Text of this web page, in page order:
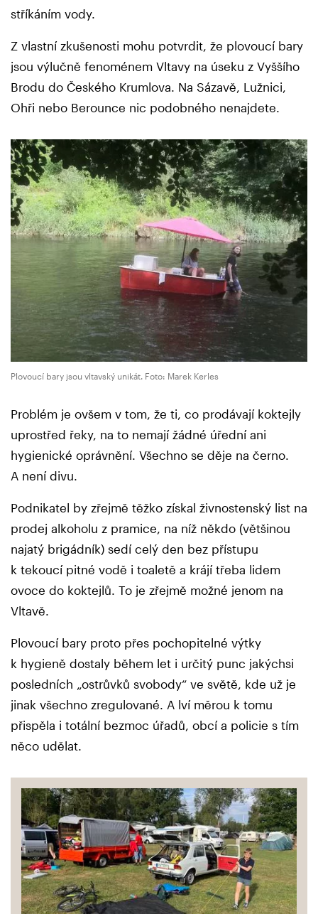
stříkáním vody.
Z vlastní zkušenosti mohu potvrdit, že plovoucí bary
jsou výlučně fenoménem Vltavy na úseku z Vyššího
Brodu do Českého Krumlova. Na Sázavě, Lužnici,
Ohři nebo Berounce nic podobného nenajdete.
Plovoucí bary jsou vltavský unikát. Foto: Marek Kerles
Problém je ovšem v tom, že ti, co prodávají koktejly
uprostřed řeky, na to nemají žádné úřední ani
hygienické oprávnění. Všechno se děje na černo.
A není divu.
Podnikatel by zřejmě těžko získal živnostenský list na
prodej alkoholu z pramice, na níž někdo (většinou
najatý brigádník) sedí celý den bez přístupu
k tekoucí pitné vodě i toaletě a krájí třeba lidem
ovoce do koktejlů. To je zřejmě možné jenom na
Vltavě.
Plovoucí bary proto přes pochopitelné výtky
k hygieně dostaly během let i určitý punc jakýchsi
posledních „ostrůvků svobody“ ve světě, kde už je
jinak všechno zregulované. A lví měrou k tomu
přispěla i totální bezmoc úřadů, obcí a policie s tím
něco udělat.